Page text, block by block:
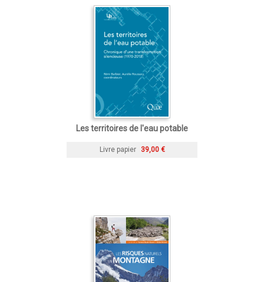
Les territoires de l'eau potable
Livre papier 39,00 €